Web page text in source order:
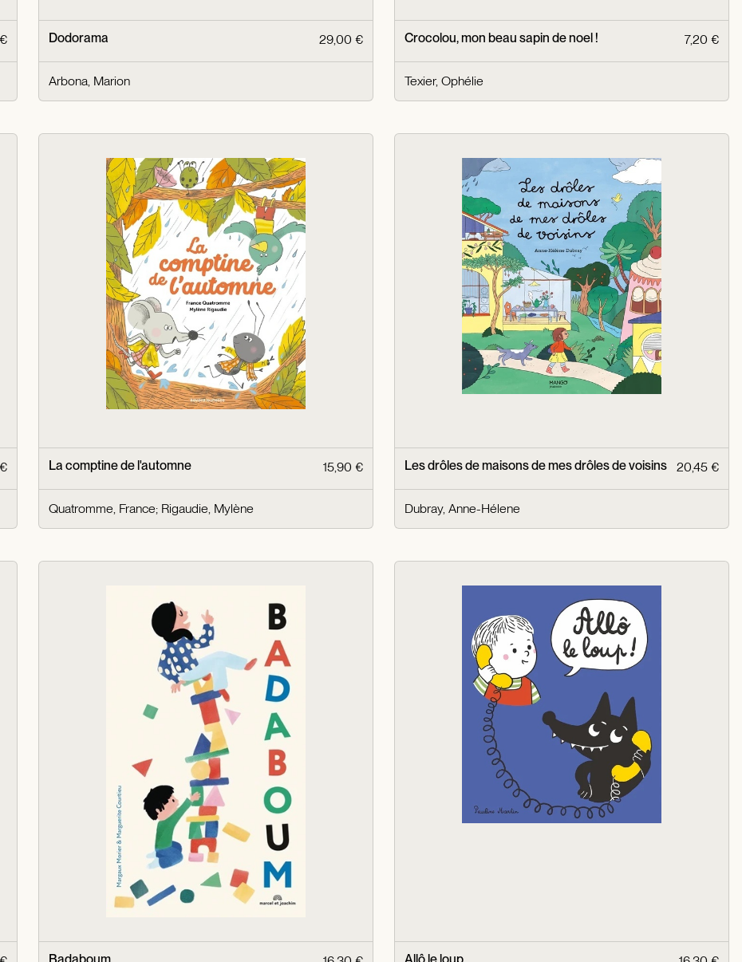
Dodorama 29,00 €
Arbona, Marion
Crocolou, mon beau sapin de noel ! 7,20 €
Texier, Ophélie
La comptine de l'automne 15,90 €
Quatromme, France; Rigaudie, Mylène
Les drôles de maisons de mes drôles de voisins 20,45 €
Dubray, Anne-Hélene